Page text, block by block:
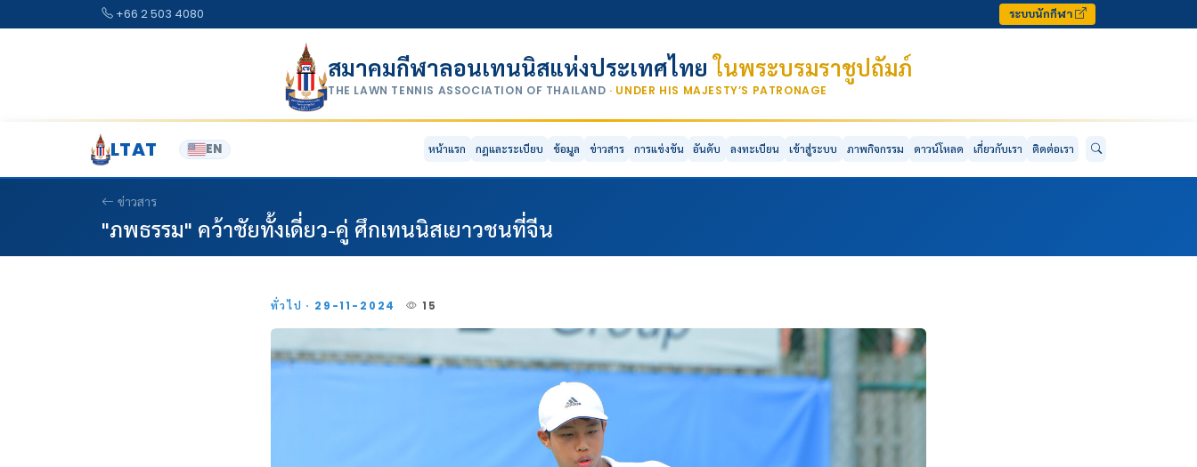
+66 2 503 4080 ระบบนักกีฬา
สมาคมกีฬาลอนเทนนิสแห่งประเทศไทยในพระบรมราชูปถัมภ์
THE LAWN TENNIS ASSOCIATION OF THAILAND · UNDER HIS MAJESTY’S PATRONAGE
LTAT EN หน้าแรก กฎและระเบียบ ข้อมูล ข่าวสาร การแข่งขัน อันดับ ลงทะเบียน เข้าสู่ระบบ ภาพกิจกรรม ดาวน์โหลด เกี่ยวกับเรา ติดต่อเรา
ข่าวสาร
"ภพธรรม" คว้าชัยทั้งเดี่ยว-คู่ ศึกเทนนิสเยาวชนที่จีน
ทั่วไป · 29-11-2024 15